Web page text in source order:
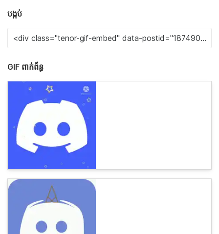
បង្កប់
GIF ពាក់ព័ន្ធ